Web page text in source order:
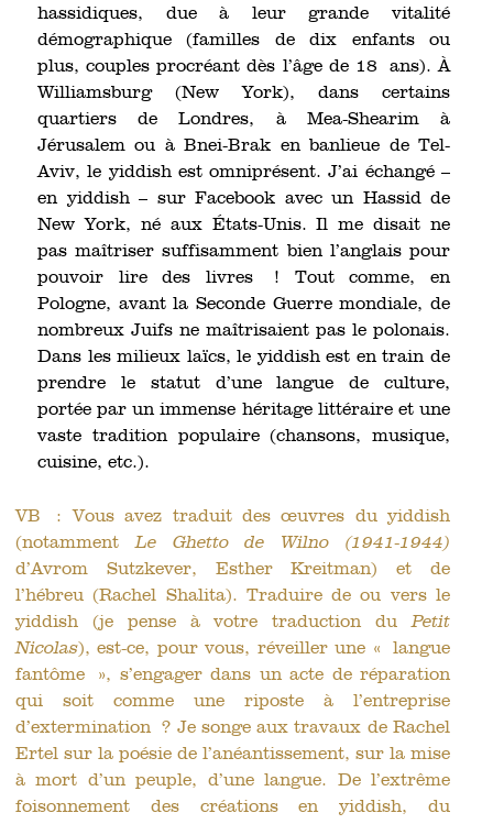
hassidiques, due à leur grande vitalité
démographique (familles de dix enfants ou
plus, couples procréant dès l’âge de 18 ans). À
Williamsburg (New York), dans certains
quartiers de Londres, à Mea-Shearim à
Jérusalem ou à Bnei-Brak en banlieue de Tel-
Aviv, le yiddish est omniprésent. J’ai échangé –
en yiddish – sur Facebook avec un Hassid de
New York, né aux États-Unis. Il me disait ne
pas maîtriser suffisamment bien l’anglais pour
pouvoir lire des livres ! Tout comme, en
Pologne, avant la Seconde Guerre mondiale, de
nombreux Juifs ne maîtrisaient pas le polonais.
Dans les milieux laïcs, le yiddish est en train de
prendre le statut d’une langue de culture,
portée par un immense héritage littéraire et une
vaste tradition populaire (chansons, musique,
cuisine, etc.).
VB : Vous avez traduit des œuvres du yiddish
(notammentLe Ghetto de Wilno
(1941-1944)
d’Avrom Sutzkever, Esther Kreitman) et de
l’hébreu (Rachel Shalita). Traduire de ou vers le
yiddish (je pense à votre traduction duPetit
Nicolas), est-ce, pour vous, réveiller une « langue
fantôme », s’engager dans un acte de réparation
qui soit comme une riposte à l’entreprise
d’extermination ? Je songe aux travaux de Rachel
Ertel sur la poésie de l’anéantissement, sur la mise
à mort d’un peuple, d’une langue. De l’extrême
foisonnement des créations en yiddish, du